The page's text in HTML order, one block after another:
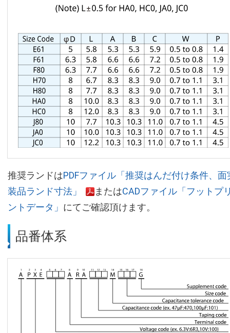
推奨ランドはPDFファイル「推奨はんだ付け条件、面
装品ランド寸法」
またはCADファイル「フットプ
ントデータ」 にてご確認頂けます。
品番体系